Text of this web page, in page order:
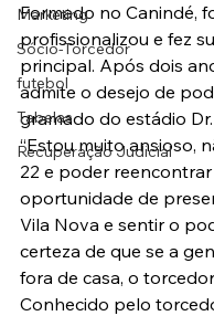
Marketing
Sócio-Torcedor
futebol
Tabelas
Recuperação Judicial
Formado no Canindé,
profissionalizou e fez
principal. Após dois
admite o desejo de
gramado do estádio
“Estou muito ansioso,
22 e poder
oportunidade de
Vila Nova e sentir o
certeza de que se a
fora de casa, o
Conhecido pelo